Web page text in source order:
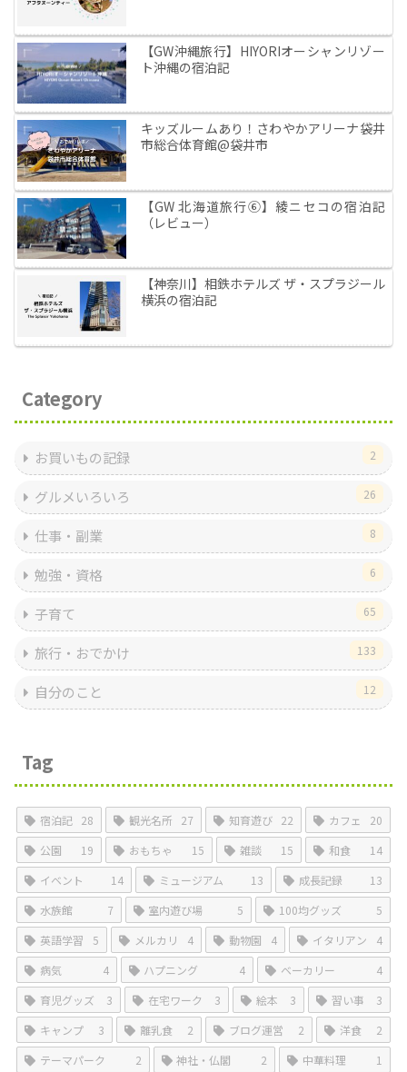
【GW沖縄旅行】HIYORIオーシャンリゾー
ト沖縄の宿泊記
キッズルームあり！さわやかアリーナ袋井
市総合体育館@袋井市
【GW 北海道旅行⑥】綾ニセコの宿泊記
（レビュー）
【神奈川】相鉄ホテルズ ザ・スプラジール
横浜の宿泊記
Category
お買いもの記録 2
グルメいろいろ 26
仕事・副業 8
勉強・資格 6
子育て 65
旅行・おでかけ 133
自分のこと 12
Tag
宿泊記 28 観光名所 27 知育遊び 22 カフェ
20
公園
19 おもちゃ 15 雑談 15 和食
14
イベント
14 ミュージアム 13 成長記録
13
水族館
7 室内遊び場 5 100均グッズ
5
英語学習
5 メルカリ 4 動物園 4 イタリアン
4
病気
4 ハプニング 4 ベーカリー
4
育児グッズ
3 在宅ワーク 3 絵本 3 習い事
3
キャンプ
3 離乳食 2 ブログ運営 2 洋食
2
テーマパーク
2 神社・仏閣 2 中華料理
1